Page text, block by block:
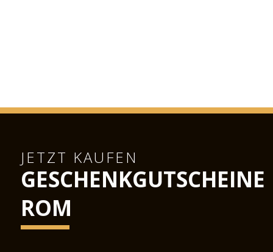
JETZT KAUFEN
GESCHENKGUTSCHEINE
ROM